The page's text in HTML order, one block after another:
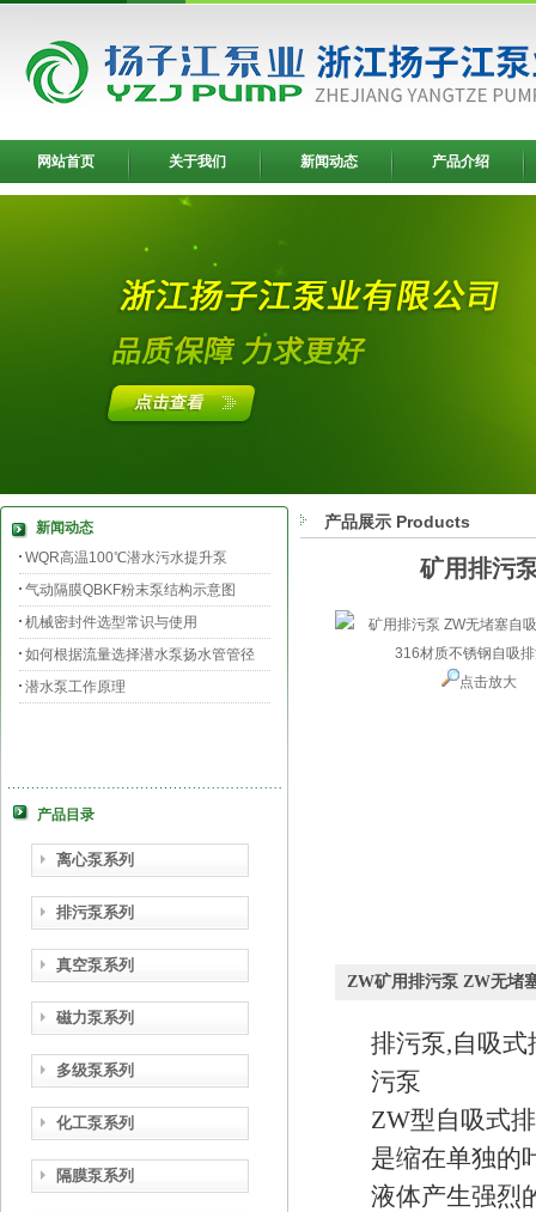
网站首页 关于我们 新闻动态 产品介绍
新闻动态
WQR高温100℃潜水污水提升泵
气动隔膜QBKF粉末泵结构示意图
机械密封件选型常识与使用
如何根据流量选择潜水泵扬水管管径
潜水泵工作原理
产品目录
离心泵系列
排污泵系列
真空泵系列
磁力泵系列
多级泵系列
化工泵系列
隔膜泵系列
产品展示 Products
矿用排污
点击放大
ZW矿用排污泵 ZW无堵
排污泵,自吸式
污泵
ZW型自吸式
是缩在单独的
液体产生强烈